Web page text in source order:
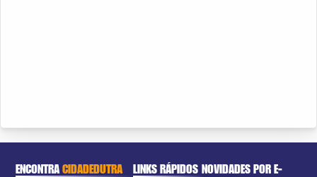
ENCONTRACIDADEDUTRA LINKS RÁPIDOS NOVIDADES POR E-